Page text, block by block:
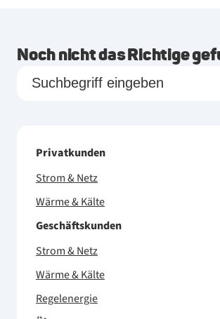
Noch nicht das Richtige
Privatkunden
Strom & Netz
Wärme & Kälte
Geschäftskunden
Strom & Netz
Wärme & Kälte
Regelenergie